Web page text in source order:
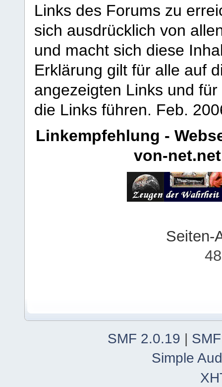
Links des Forums zu
sich ausdrücklich von
und macht sich diese
Erklärung gilt für alle auf
angezeigten Links und
die Links führen. Feb.
Linkempfehlung -
von-net.net
Seiten-
SMF 2.0.19 |
Simple